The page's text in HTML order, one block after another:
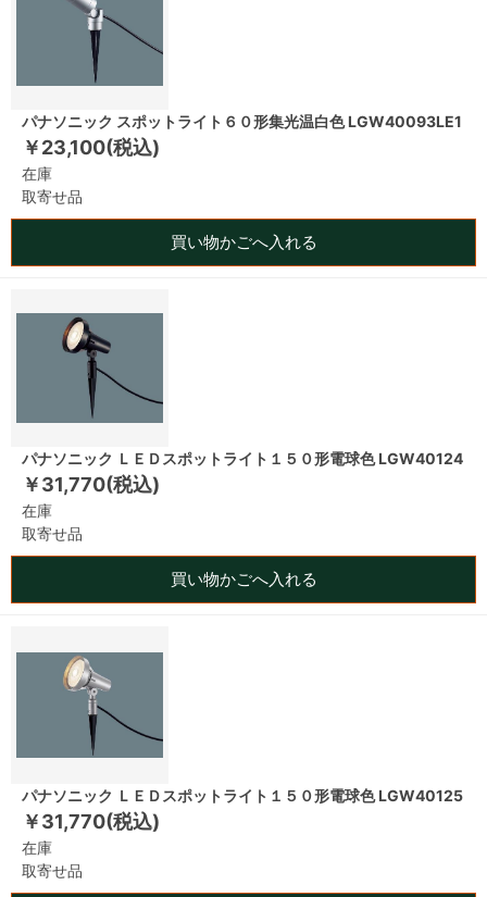
パナソニック スポットライト６０形集光温白色 LGW40093LE1
￥23,100(税込)
在庫
取寄せ品
買い物かごへ入れる
パナソニック ＬＥＤスポットライト１５０形電球色 LGW40124
￥31,770(税込)
在庫
取寄せ品
買い物かごへ入れる
パナソニック ＬＥＤスポットライト１５０形電球色 LGW40125
￥31,770(税込)
在庫
取寄せ品